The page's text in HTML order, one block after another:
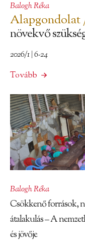
Balogh Réka
Alapgondolat
növekvő
2026/1 | 6-24
Tovább
Balogh Réka
Csökkenő források,
átalakulás – A
és jövője